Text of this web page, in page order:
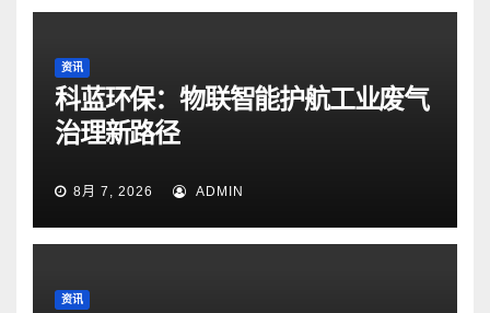
资讯
科蓝环保：物联智能护航工业废气
治理新路径
8月 7, 2026 ADMIN
资讯